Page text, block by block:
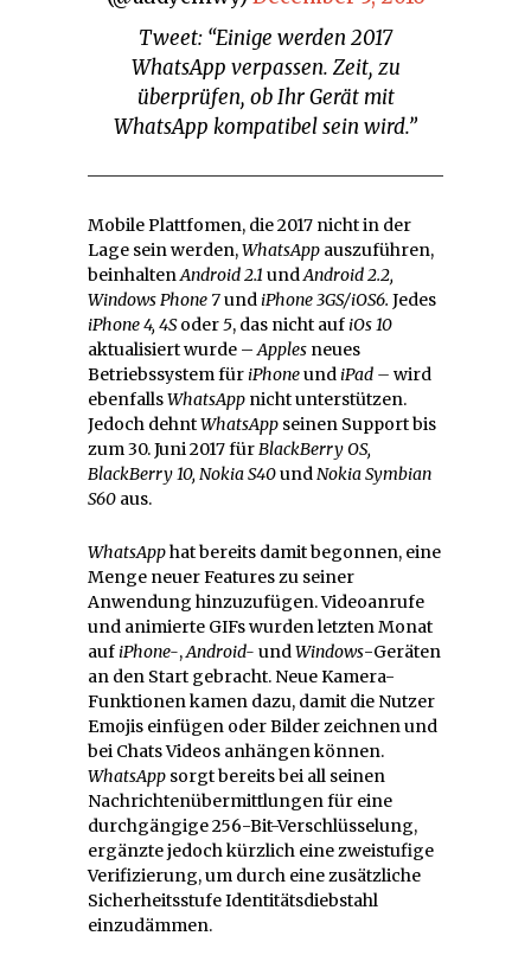
Tweet: “Einige werden 2017
WhatsApp verpassen. Zeit, zu
überprüfen, ob Ihr Gerät mit
WhatsApp kompatibel sein wird.”
Mobile Plattfomen, die 2017 nicht in der
Lage sein werden,WhatsApp auszuführen,
beinhaltenAndroid 2.1undAndroid 2.2,
Windows Phone 7undiPhone 3GS/iOS6. Jedes
iPhone 4, 4Soder5, das nicht aufiOs 10
aktualisiert wurde –Apples neues
Betriebssystem füriPhoneundiPad – wird
ebenfallsWhatsApp nicht unterstützen.
Jedoch dehntWhatsApp seinen Support bis
zum 30. Juni 2017 fürBlackBerry OS,
BlackBerry 10, Nokia S40undNokia Symbian
S60 aus.
WhatsApphat bereits damit begonnen, eine
Menge neuer Features zu seiner
Anwendung hinzuzufügen. Videoanrufe
und animierte GIFs wurden letzten Monat
aufiPhone-,Android- undWindows-Geräten
an den Start gebracht. Neue Kamera-
Funktionen kamen dazu, damit die Nutzer
Emojis einfügen oder Bilder zeichnen und
bei Chats Videos anhängen können.
WhatsApp sorgt bereits bei all seinen
Nachrichtenübermittlungen für eine
durchgängige 256-Bit-Verschlüsselung,
ergänzte jedoch kürzlich eine zweistufige
Verifizierung, um durch eine zusätzliche
Sicherheitsstufe Identitätsdiebstahl
einzudämmen.